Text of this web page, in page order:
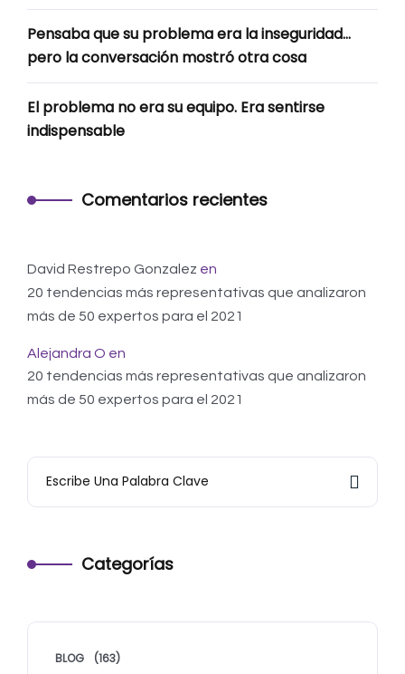
Pensaba que su problema era la inseguridad…
pero la conversación mostró otra cosa
El problema no era su equipo. Era sentirse
indispensable
Comentarios recientes
David Restrepo Gonzalez en
20 tendencias más representativas que analizaron
más de 50 expertos para el 2021
Alejandra O en
20 tendencias más representativas que analizaron
más de 50 expertos para el 2021
Categorías
BLOG (163)